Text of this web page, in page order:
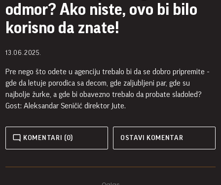
odmor? Ako niste, ovo bi bilo
korisno da znate!
13.06.2025.
Pre nego što odete u agenciju trebalo bi da se dobro pripremite -
gde da letuje porodica sa decom, gde zaljubljeni par, gde su
najbolje žurke, a gde bi obavezno trebalo da probate sladoled?
Gost: Aleksandar Seničić direktor Jute.
KOMENTARI (0) OSTAVI KOMENTAR